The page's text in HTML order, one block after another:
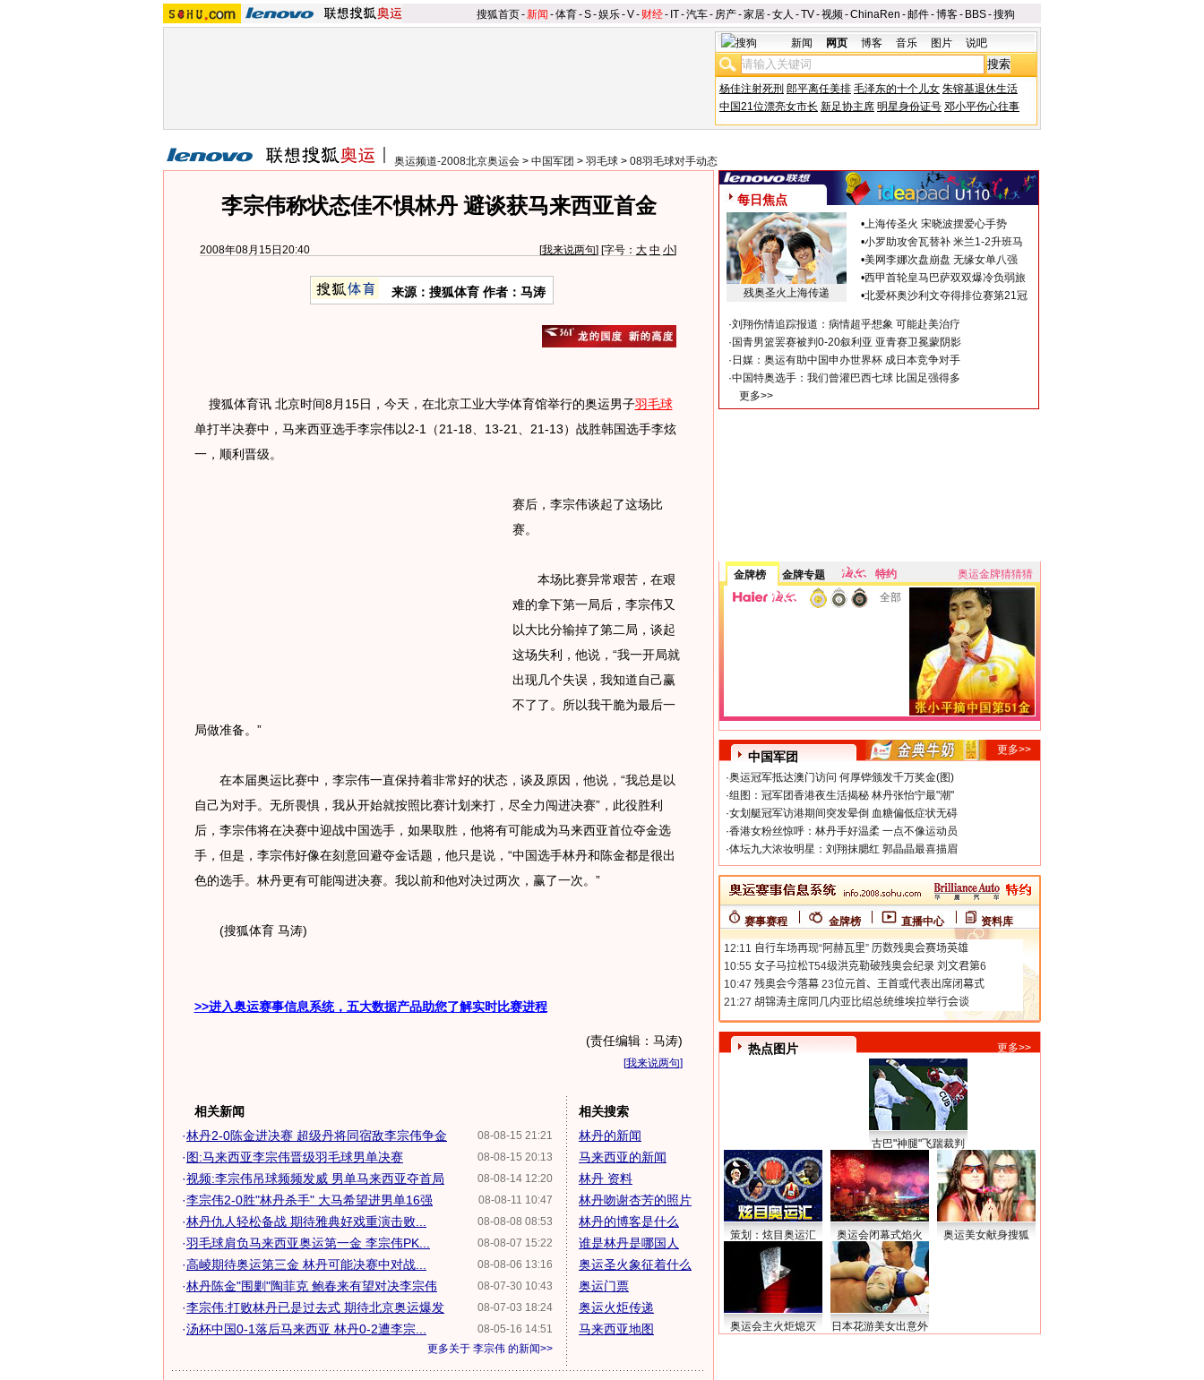
搜狐首页-新闻 -体育-S-娱乐-V- 财经- IT-汽车- 房产-家居-女人 -TV-视频-ChinaRen -邮件-博客- BBS-搜狗
新闻 网页 博客 音乐 图片 说吧
杨佳注射死刑 郎平离任美排 毛泽东的十个儿女 朱镕基退休生活
中国21位漂亮女市长 新足协主席 明星身份证号 邓小平伤心往事
奥运频道-2008北京奥运会 > 中国军团 > 羽毛球 > 08羽毛球对手动态
李宗伟称状态佳不惧林丹 避谈获马来西亚首金
2008年08月15日20:40 [我来说两句] [字号： 大 中 小]
来源：搜狐体育 作者：马涛
搜狐体育讯 北京时间8月15日，今天，在北京工业大学体育馆举行的奥运男子羽毛球
单打半决赛中，马来西亚选手李宗伟以2-1（21-18、13-21、21-13）战胜韩国选手李炫
一，顺利晋级。
赛后，李宗伟谈起了这场比
赛。
本场比赛异常艰苦，在艰
难的拿下第一局后，李宗伟又
以大比分输掉了第二局，谈起
这场失利，他说，“我一开局就
出现几个失误，我知道自己赢
不了了。所以我干脆为最后一
局做准备。”
在本届奥运比赛中，李宗伟一直保持着非常好的状态，谈及原因，他说，“我总是以
自己为对手。无所畏惧，我从开始就按照比赛计划来打，尽全力闯进决赛”，此役胜利
后，李宗伟将在决赛中迎战中国选手，如果取胜，他将有可能成为马来西亚首位夺金选
手，但是，李宗伟好像在刻意回避夺金话题，他只是说，“中国选手林丹和陈金都是很出
色的选手。林丹更有可能闯进决赛。我以前和他对决过两次，赢了一次。”
(搜狐体育 马涛)
>>进入奥运赛事信息系统，五大数据产品助您了解实时比赛进程
(责任编辑：马涛)
[我来说两句]
相关新闻
08-08-15 21:21
·林丹2-0陈金进决赛 超级丹将同宿敌李宗伟争金
08-08-15 20:13
·图:马来西亚李宗伟晋级羽毛球男单决赛
08-08-14 12:20
·视频:李宗伟吊球频频发威 男单马来西亚夺首局
08-08-11 10:47
·李宗伟2-0胜"林丹杀手" 大马希望进男单16强
08-08-08 08:53
·林丹仇人轻松备战 期待雅典好戏重演击败...
08-08-07 15:22
·羽毛球肩负马来西亚奥运第一金 李宗伟PK...
08-08-06 13:16
·高崚期待奥运第三金 林丹可能决赛中对战...
08-07-30 10:43
·林丹陈金"围剿"陶菲克 鲍春来有望对决李宗伟
08-07-03 18:24
·李宗伟:打败林丹已是过去式 期待北京奥运爆发
08-05-16 14:51
·汤杯中国0-1落后马来西亚 林丹0-2遭李宗...
更多关于 李宗伟 的新闻>>
相关搜索
林丹的新闻
马来西亚的新闻
林丹 资料
林丹吻谢杏芳的照片
林丹的博客是什么
谁是林丹是哪国人
奥运圣火象征着什么
奥运门票
奥运火炬传递
马来西亚地图
每日焦点
残奥圣火上海传递
•上海传圣火 宋晓波摆爱心手势
•小罗助攻舍瓦替补 米兰1-2升班马
•美网李娜次盘崩盘 无缘女单八强
•西甲首轮皇马巴萨双双爆冷负弱旅
•北爱杯奥沙利文夺得排位赛第21冠
·刘翔伤情追踪报道：病情超乎想象 可能赴美治疗
· 国青男篮罢赛被判0-20叙利亚 亚青赛卫冕蒙阴影
· 日媒：奥运有助中国申办世界杯 成日本竞争对手
·中国特奥选手：我们曾灌巴西七球 比国足强得多
更多>>
金牌榜 金牌专题 特约
奥运金牌猜猜猜
全部
中国军团
更多>>
·奥运冠军抵达澳门访问 何厚铧颁发千万奖金(图)
·组图：冠军团香港夜生活揭秘 林丹张怡宁最"潮"
·女划艇冠军访港期间突发晕倒 血糖偏低症状无碍
·香港女粉丝惊呼：林丹手好温柔 一点不像运动员
·体坛九大浓妆明星：刘翔抹腮红 郭晶晶最喜描眉
赛事赛程 金牌榜 直播中心 资料库
热点图片 更多>>
古巴"神腿"飞踹裁判
策划：炫目奥运汇 奥运会闭幕式焰火 奥运美女献身搜狐
奥运会主火炬熄灭 日本花游美女出意外